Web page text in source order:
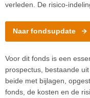
verleden. De risico-
Naar fondsupdate
Voor dit fonds is een
prospectus, bestaande
beide met bijlagen,
fonds, de kosten en de